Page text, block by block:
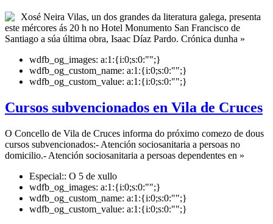
Xosé Neira Vilas, un dos grandes da literatura galega, presenta
este mércores ás 20 h no Hotel Monumento San Francisco de
Santiago a súa última obra, Isaac Díaz Pardo. Crónica dunha »
wdfb_og_images: a:1:{i:0;s:0:"";}
wdfb_og_custom_name: a:1:{i:0;s:0:"";}
wdfb_og_custom_value: a:1:{i:0;s:0:"";}
Cursos subvencionados en Vila de Cruces
O Concello de Vila de Cruces informa do próximo comezo de dous
cursos subvencionados:- Atención sociosanitaria a persoas no
domicilio.- Atención sociosanitaria a persoas dependentes en »
Especial:: O 5 de xullo
wdfb_og_images: a:1:{i:0;s:0:"";}
wdfb_og_custom_name: a:1:{i:0;s:0:"";}
wdfb_og_custom_value: a:1:{i:0;s:0:"";}